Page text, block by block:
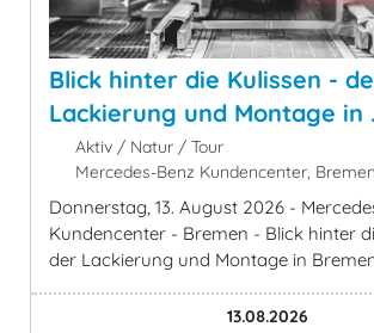
Blick hinter die Kulissen -
Lackierung und Montage in
Aktiv / Natur / Tour
Mercedes-Benz Kundencenter, Bremen
Donnerstag, 13. August 2026 -
Kundencenter - Bremen - Blick hinter
der Lackierung und Montage in
13.08.2026